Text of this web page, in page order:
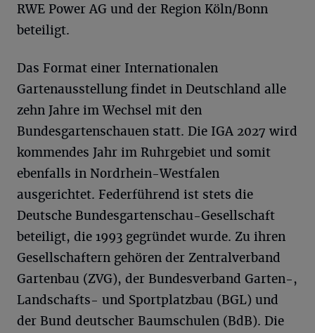
RWE Power AG und der Region Köln/Bonn
beteiligt.
Das Format einer Internationalen
Gartenausstellung findet in Deutschland alle
zehn Jahre im Wechsel mit den
Bundesgartenschauen statt. Die IGA 2027 wird
kommendes Jahr im Ruhrgebiet und somit
ebenfalls in Nordrhein-Westfalen
ausgerichtet. Federführend ist stets die
Deutsche Bundesgartenschau-Gesellschaft
beteiligt, die 1993 gegründet wurde. Zu ihren
Gesellschaftern gehören der Zentralverband
Gartenbau (ZVG), der Bundesverband Garten-,
Landschafts- und Sportplatzbau (BGL) und
der Bund deutscher Baumschulen (BdB). Die